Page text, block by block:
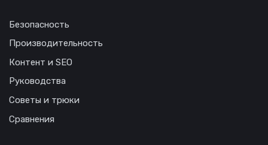
Безопасность
Производительность
Контент и SEO
Руководства
Советы и трюки
Сравнения